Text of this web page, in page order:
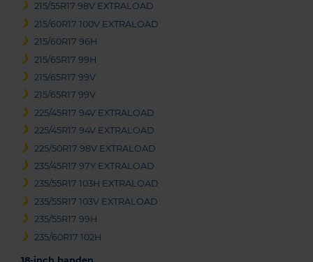
215/55R17 98V EXTRALOAD
215/60R17 100V EXTRALOAD
215/60R17 96H
215/65R17 99H
215/65R17 99V
215/65R17 99V
225/45R17 94V EXTRALOAD
225/45R17 94V EXTRALOAD
225/50R17 98V EXTRALOAD
235/45R17 97Y EXTRALOAD
235/55R17 103H EXTRALOAD
235/55R17 103V EXTRALOAD
235/55R17 99H
235/60R17 102H